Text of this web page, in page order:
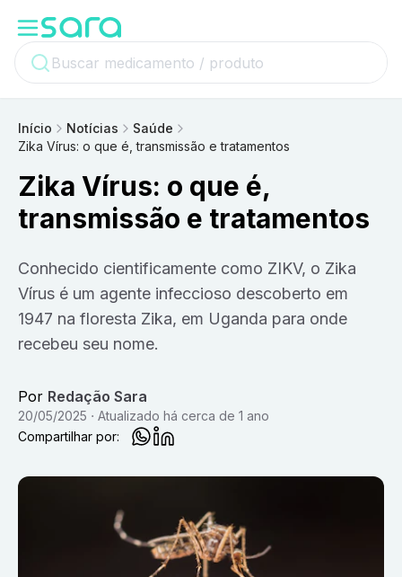
Início Notícias
Saúde
Zika Vírus: o que é, transmissão e tratamentos
Zika Vírus: o que é,
transmissão e tratamentos
Conhecido cientificamente como ZIKV, o Zika
Vírus é um agente infeccioso descoberto em
1947 na floresta Zika, em Uganda para onde
recebeu seu nome.
Por Redação Sara
20/05/2025 Atualizado há cerca de 1 ano
Compartilhar por: